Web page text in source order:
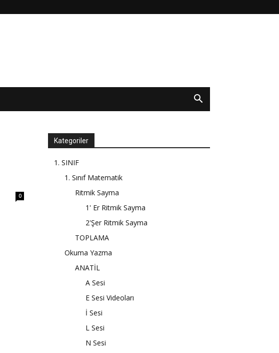
0
Kategoriler
1. SINIF
1. Sınıf Matematik
Ritmik Sayma
1' Er Ritmik Sayma
2'Şer Ritmik Sayma
TOPLAMA
Okuma Yazma
ANATİL
A Sesi
E Sesi Videoları
İ Sesi
L Sesi
N Sesi